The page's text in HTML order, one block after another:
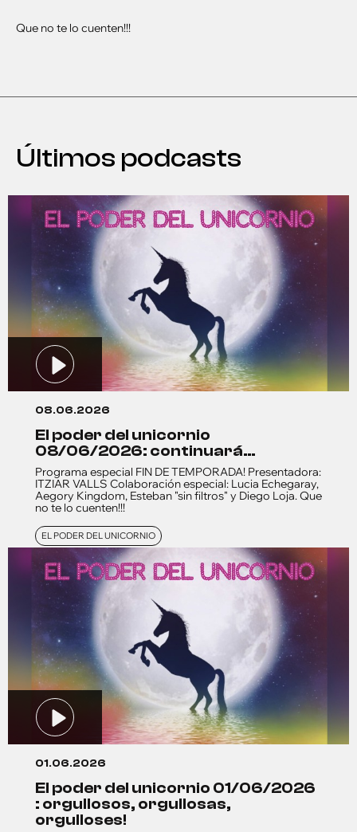
Que no te lo cuenten!!!
Últimos podcasts
08.06.2026
el poder del unicornio
08/06/2026: continuará…
Programa especial FIN DE TEMPORADA! Presentadora:
ITZIAR VALLS Colaboración especial: Lucia Echegaray,
Aegory Kingdom, Esteban "sin filtros" y Diego Loja. Que
no te lo cuenten!!!
EL PODER DEL UNICORNIO
01.06.2026
el poder del unicornio 01/06/2026
: orgullosos, orgullosas,
orgulloses!